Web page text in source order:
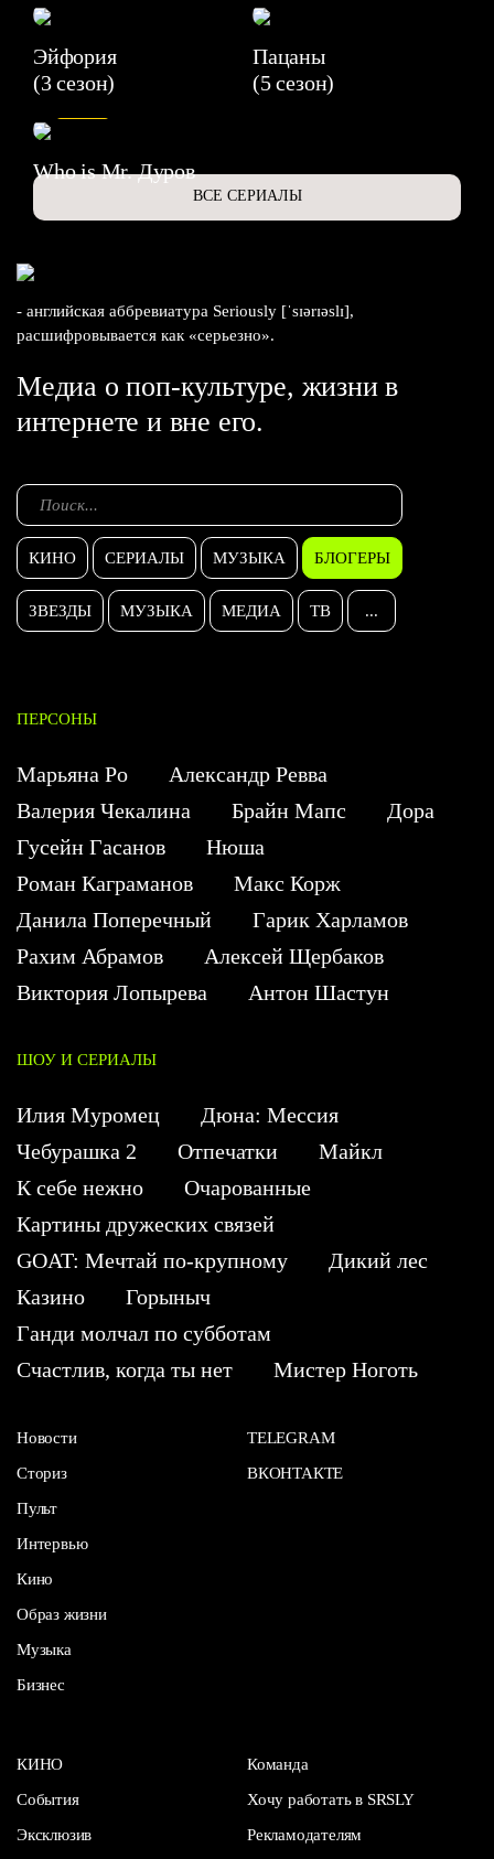
Эйфория
(3 сезон)
Пацаны
(5 сезон)
Who is Mr. Дуров
ВСЕ СЕРИАЛЫ
- английская аббревиатура Seriously [ˈsɪərɪəslɪ],
расшифровывается как «серьезно».
Медиа о поп-культуре, жизни в
интернете и вне его.
КИНО СЕРИАЛЫ МУЗЫКА БЛОГЕРЫ
ЗВЕЗДЫ МУЗЫКА МЕДИА ТВ ...
ПЕРСОНЫ
Марьяна Ро
Александр Ревва
Валерия Чекалина
Брайн Мапс
Дора
Гусейн Гасанов
Нюша
Роман Каграманов
Макс Корж
Данила Поперечный
Гарик Харламов
Рахим Абрамов
Алексей Щербаков
Виктория Лопырева
Антон Шастун
ШОУ И СЕРИАЛЫ
Илия Муромец
Дюна: Мессия
Чебурашка 2
Отпечатки
Майкл
К себе нежно
Очарованные
Картины дружеских связей
GOAT: Мечтай по-крупному
Дикий лес
Казино
Горыныч
Ганди молчал по субботам
Счастлив, когда ты нет
Мистер Ноготь
Новости
Сториз
Пульт
Интервью
Кино
Образ жизни
Музыка
Бизнес
TELEGRAM
ВКОНТАКТЕ
КИНО
События
Эксклюзив
Команда
Хочу работать в SRSLY
Рекламодателям